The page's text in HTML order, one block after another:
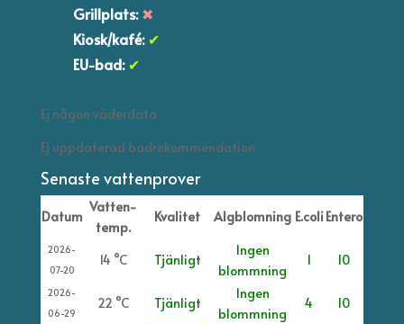
Grillplats:✖
Kiosk/kafé: ✔
EU-bad: ✔
Ej någon väderdata
Ej uppdaterad badrekommendation
Senaste vattenprover
Datum
Vatten-
temp.
Kvalitet Algblomning E.coli Entero
2026-
07-20
14 °C Tjänligt
Ingen
blommning
1 10
2026-
06-29
22 °C Tjänligt
Ingen
blommning
4 10